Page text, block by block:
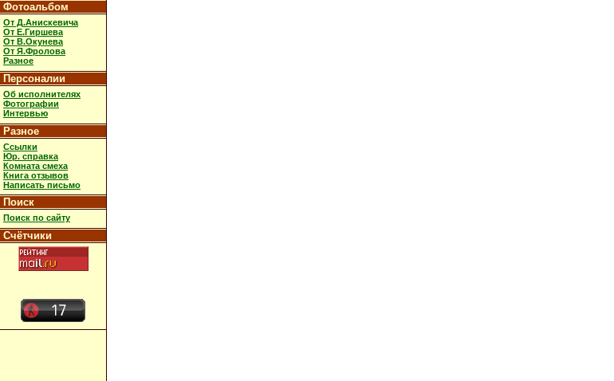
Фотоальбом
От Д.Анискевича
От Е.Гиршева
От В.Окунева
От Я.Фролова
Разное
Персоналии
Об исполнителях
Фотографии
Интервью
Разное
Ссылки
Юр. справка
Комната смеха
Книга отзывов
Написать письмо
Поиск
Поиск по сайту
Счётчики